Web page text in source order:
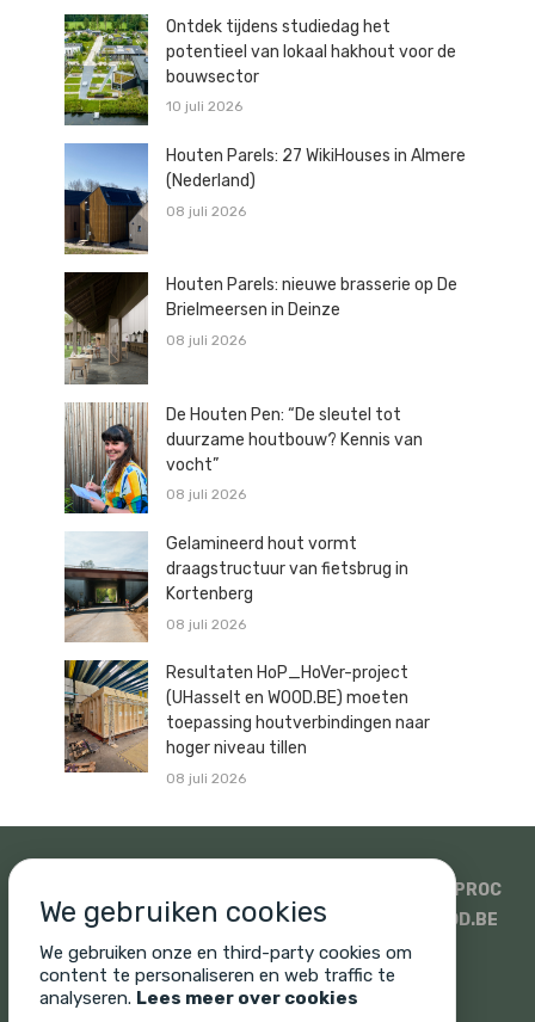
Ontdek tijdens studiedag het
potentieel van lokaal hakhout voor de
bouwsector
10 juli 2026
Houten Parels: 27 WikiHouses in Almere
(Nederland)
08 juli 2026
Houten Parels: nieuwe brasserie op De
Brielmeersen in Deinze
08 juli 2026
De Houten Pen: “De sleutel tot
duurzame houtbouw? Kennis van
vocht”
08 juli 2026
Gelamineerd hout vormt
draagstructuur van fietsbrug in
Kortenberg
08 juli 2026
Resultaten HoP_HoVer-project
(UHasselt en WOOD.BE) moeten
toepassing houtverbindingen naar
hoger niveau tillen
08 juli 2026
ISOPROC
WOODSTOXX
UNICUS PROMAT EN SINIAT
WOOD.BE
SONIQ
CORNELIS HOUT
We gebruiken cookies
We gebruiken onze en third-party cookies om
content te personaliseren en web traffic te
analyseren. Lees meer over cookies